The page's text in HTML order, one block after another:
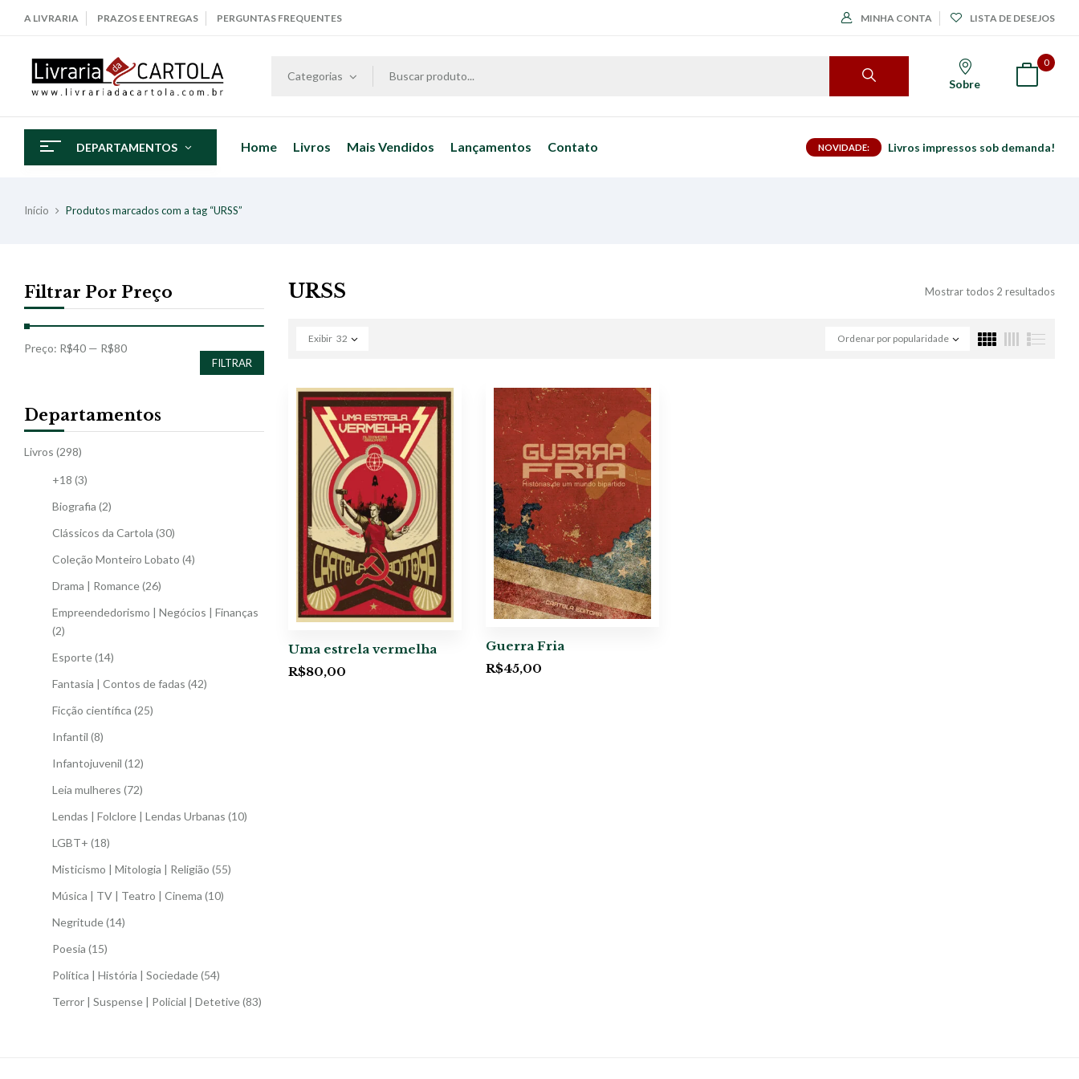
A LIVRARIA PRAZOS E ENTREGAS PERGUNTAS FREQUENTES MINHA CONTA LISTA DE DESEJOS
Categorias
Sobre
0
DEPARTAMENTOS Home Livros Mais Vendidos Lançamentos Contato NOVIDADE: Livros impressos sob demanda!
Início Produtos marcados com a tag “URSS”
Filtrar Por Preço
FILTRAR
Preço: R$40 — R$80
Departamentos
Livros (298)
+18 (3)
Biografia (2)
Clássicos da Cartola (30)
Coleção Monteiro Lobato (4)
Drama | Romance(26)
Empreendedorismo | Negócios | Finanças
(2)
Esporte(14)
Fantasia | Contos de fadas (42)
Ficção científica (25)
Infantil (8)
Infantojuvenil (12)
Leia mulheres (72)
Lendas | Folclore | Lendas Urbanas (10)
LGBT+ (18)
Misticismo | Mitologia | Religião (55)
Música | TV | Teatro | Cinema (10)
Negritude(14)
Poesia (15)
Política | História | Sociedade(54)
Terror | Suspense | Policial | Detetive(83)
URSS Mostrar todos 2 resultados
Ordenar por popularidade
Exibir 32
Uma estrela vermelha
R$80,00
Guerra Fria
R$45,00